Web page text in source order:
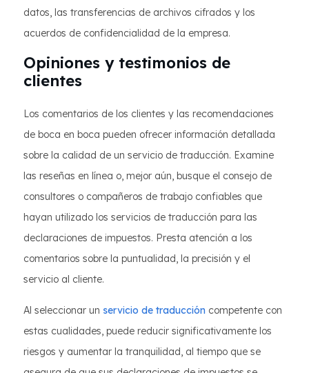
datos, las transferencias de archivos cifrados y los
acuerdos de confidencialidad de la empresa.
Opiniones y testimonios de
clientes
Los comentarios de los clientes y las recomendaciones
de boca en boca pueden ofrecer información detallada
sobre la calidad de un servicio de traducción. Examine
las reseñas en línea o, mejor aún, busque el consejo de
consultores o compañeros de trabajo confiables que
hayan utilizado los servicios de traducción para las
declaraciones de impuestos. Presta atención a los
comentarios sobre la puntualidad, la precisión y el
servicio al cliente.
Al seleccionar un servicio de traducción competente con
estas cualidades, puede reducir significativamente los
riesgos y aumentar la tranquilidad, al tiempo que se